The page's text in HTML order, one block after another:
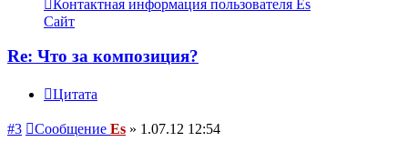
Контактная информация пользователя Es
Сайт
Re: Что за композиция?
Цитата
#3 Сообщение Es » 1.07.12 12:54